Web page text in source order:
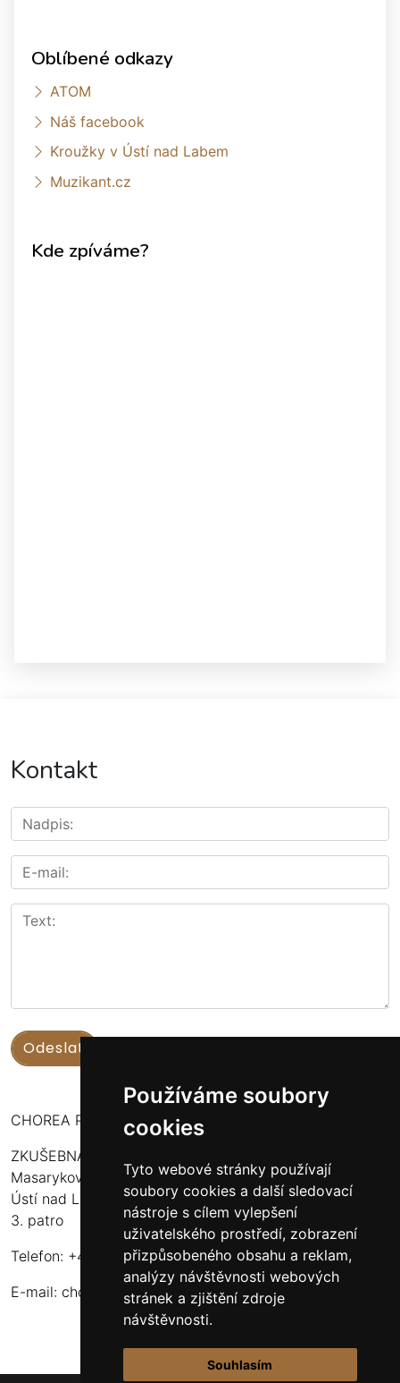
Používáme soubory
cookies
Tyto webové stránky používají
soubory cookies a další sledovací
nástroje s cílem vylepšení
uživatelského prostředí, zobrazení
přizpůsobeného obsahu a reklam,
analýzy návštěvnosti webových
stránek a zjištění zdroje
návštěvnosti.
Souhlasím
Oblíbené odkazy
ATOM
Náš facebook
Kroužky v Ústí nad Labem
Muzikant.cz
Kde zpíváme?
Kontakt
CHOREA PUERI USTENSIS
ZKUŠEBNA:
Masarykova 316
Ústí nad Labem - Bukov Rondel
3. patro
Telefon: +420 608 916 320
E-mail: choreapueriustensis@centrum.cz